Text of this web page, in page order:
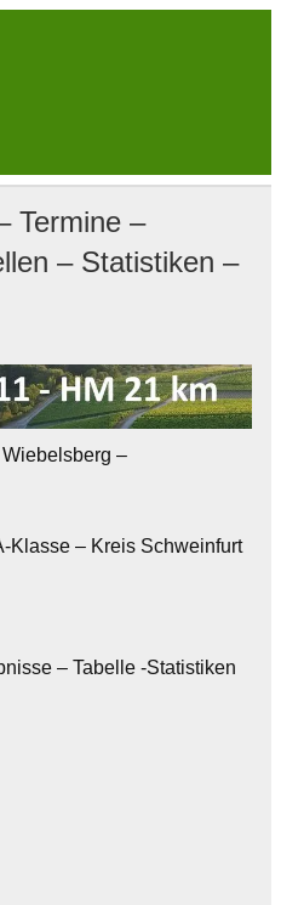
Termine –
– Statistiken –
–
Klasse – Kreis Schweinfurt
– Tabelle -Statistiken